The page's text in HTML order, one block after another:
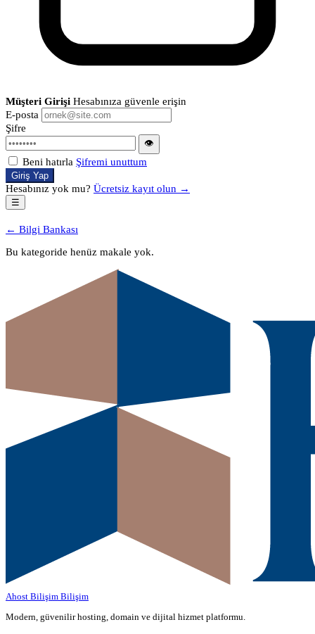
Müşteri Girişi Hesabınıza güvenle erişin
E-posta
Şifre
👁
Beni hatırla Şifremi unuttum
Giriş Yap
Hesabınız yok mu? Ücretsiz kayıt olun →
☰
← Bilgi Bankası
Bu kategoride henüz makale yok.
Ahost Bilişim Bilişim
Modern, güvenilir hosting, domain ve dijital hizmet platformu.